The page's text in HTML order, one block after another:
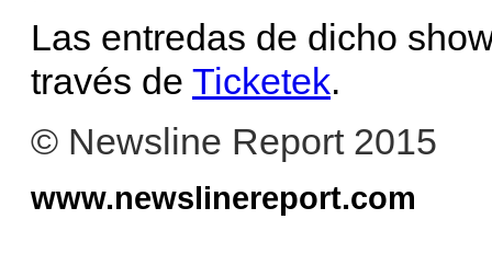
Las entredas de dicho
través de Ticketek.
© Newsline Report 2015
www.newslinereport.com